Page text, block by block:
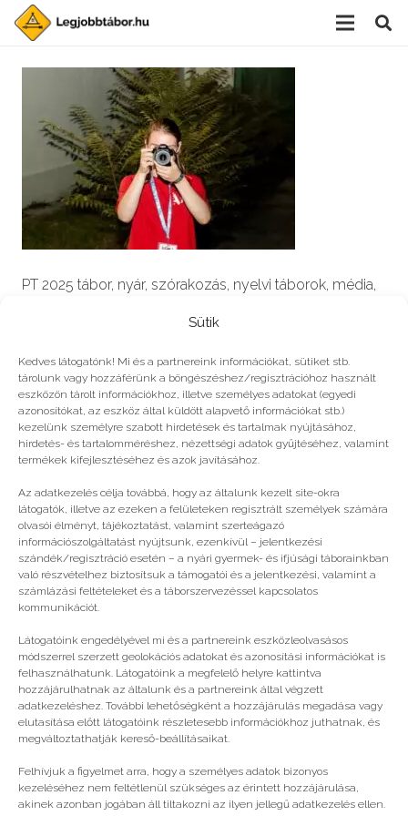
Sütik
Kedves látogatónk! Mi és a partnereink információkat, sütiket stb.
tárolunk vagy hozzáférünk a böngészéshez/regisztrációhoz használt
eszközön tárolt információkhoz, illetve személyes adatokat (egyedi
azonosítókat, az eszköz által küldött alapvető információkat stb.)
kezelünk személyre szabott hirdetések és tartalmak nyújtásához,
hirdetés- és tartalomméréshez, nézettségi adatok gyűjtéséhez, valamint
termékek kifejlesztéséhez és azok javításához.
Az adatkezelés célja továbbá, hogy az általunk kezelt site-okra
látogatók, illetve az ezeken a felületeken regisztrált személyek számára
olvasói élményt, tájékoztatást, valamint szerteágazó
információszolgáltatást nyújtsunk, ezenkívül – jelentkezési
szándék/regisztráció esetén – a nyári gyermek- és ifjúsági táborainkban
való részvételhez biztosítsuk a támogatói és a jelentkezési, valamint a
számlázási feltételeket és a táborszervezéssel kapcsolatos
kommunikációt.
Látogatóink engedélyével mi és a partnereink eszközleolvasásos
módszerrel szerzett geolokációs adatokat és azonosítási információkat is
felhasználhatunk. Látogatóink a megfelelő helyre kattintva
hozzájárulhatnak az általunk és a partnereink által végzett
adatkezeléshez. További lehetőségként a hozzájárulás megadása vagy
elutasítása előtt látogatóink részletesebb információkhoz juthatnak, és
megváltoztathatják kereső-beállításaikat.
Felhívjuk a figyelmet arra, hogy a személyes adatok bizonyos
kezeléséhez nem feltétlenül szükséges az érintett hozzájárulása,
akinek azonban jogában áll tiltakozni az ilyen jellegű adatkezelés ellen.
PT 2025 tábor, nyár, szórakozás, nyelvi táborok, média,
játéktábor, programozás, kézművestábor, kreativitás,
tőzsde, gazdaság, 3D, technika
Vélemény, hozzászólás?
Az e-mail címet nem tesszük közzé. A kötelező
mezőket*karakterrel jelöltük
A nevem, e-mail címem, és weboldalcímem